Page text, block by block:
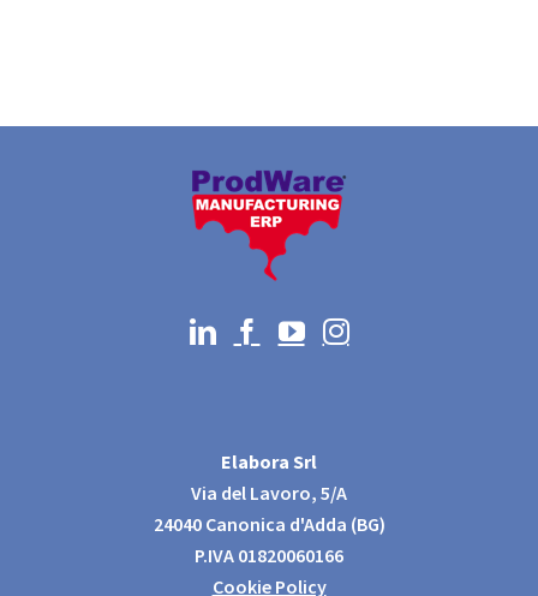
Elabora Srl
Via del Lavoro, 5/A
24040 Canonica d'Adda (BG)
P.IVA 01820060166
Cookie Policy